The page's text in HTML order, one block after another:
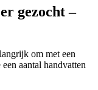
gezocht –
om met een
aantal handvatten